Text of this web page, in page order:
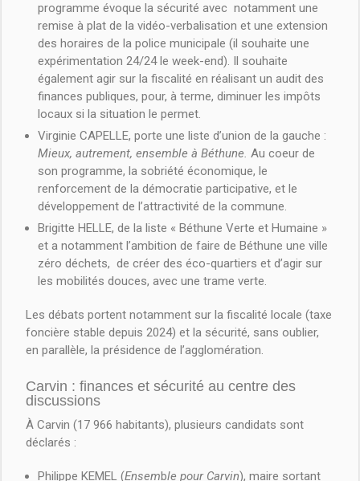
programme évoque la sécurité avec notamment une
remise à plat de la vidéo-verbalisation et une extension
des horaires de la police municipale (il souhaite une
expérimentation 24/24 le week-end). Il souhaite
également agir sur la fiscalité en réalisant un audit des
finances publiques, pour, à terme, diminuer les impôts
locaux si la situation le permet.
Virginie CAPELLE, porte une liste d’union de la gauche :
Mieux, autrement, ensemble à Béthune.Au coeur de
son programme, la sobriété économique, le
renforcement de la démocratie participative, et le
développement de l’attractivité de la commune.
Brigitte HELLE, de la liste « Béthune Verte et Humaine »
et a notamment l’ambition de faire de Béthune une ville
zéro déchets, de créer des éco-quartiers et d’agir sur
les mobilités douces, avec une trame verte.
Les débats portent notamment sur la fiscalité locale (taxe
foncière stable depuis 2024) et la sécurité, sans oublier,
en parallèle, la présidence de l’agglomération.
Carvin : finances et sécurité au centre des
discussions
À Carvin (17 966 habitants), plusieurs candidats sont
déclarés :
Philippe KEMEL (Ensemble pour Carvin), maire sortant